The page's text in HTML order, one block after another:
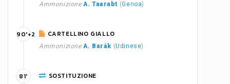
Ammonizione A. Taarabt (Genoa)
CARTELLINO GIALLO
Ammonizione A. Barák (Udinese)
90'+2
SOSTITUZIONE
81'